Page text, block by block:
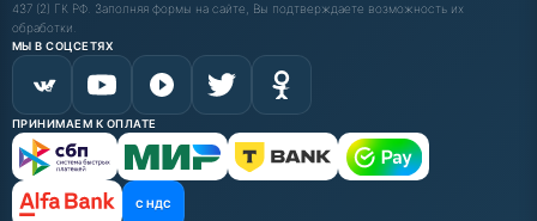
437 (2) ГК РФ. Заполняя формы на сайте, Вы подтверждаете возможность их
обработки.
МЫ В СОЦСЕТЯХ
ПРИНИМАЕМ К ОПЛАТЕ
С НДС